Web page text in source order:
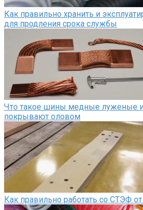
Как правильно хранить и
для продления срока службы
Что такое шины медные луженые
покрывают оловом
Как правильно работать со СТЭФ